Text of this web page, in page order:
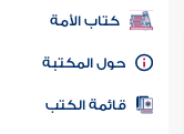
كتب PDF
كتاب الأمة
المكتبة